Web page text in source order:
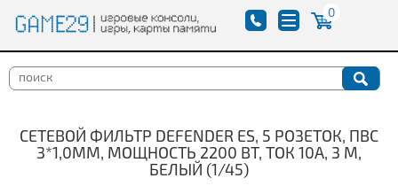
0
СЕТЕВОЙ ФИЛЬТР DEFENDER ES, 5 РОЗЕТОК, ПВС
3*1,0ММ, МОЩНОСТЬ 2200 ВТ, ТОК 10А, 3 М,
БЕЛЫЙ (1/45)